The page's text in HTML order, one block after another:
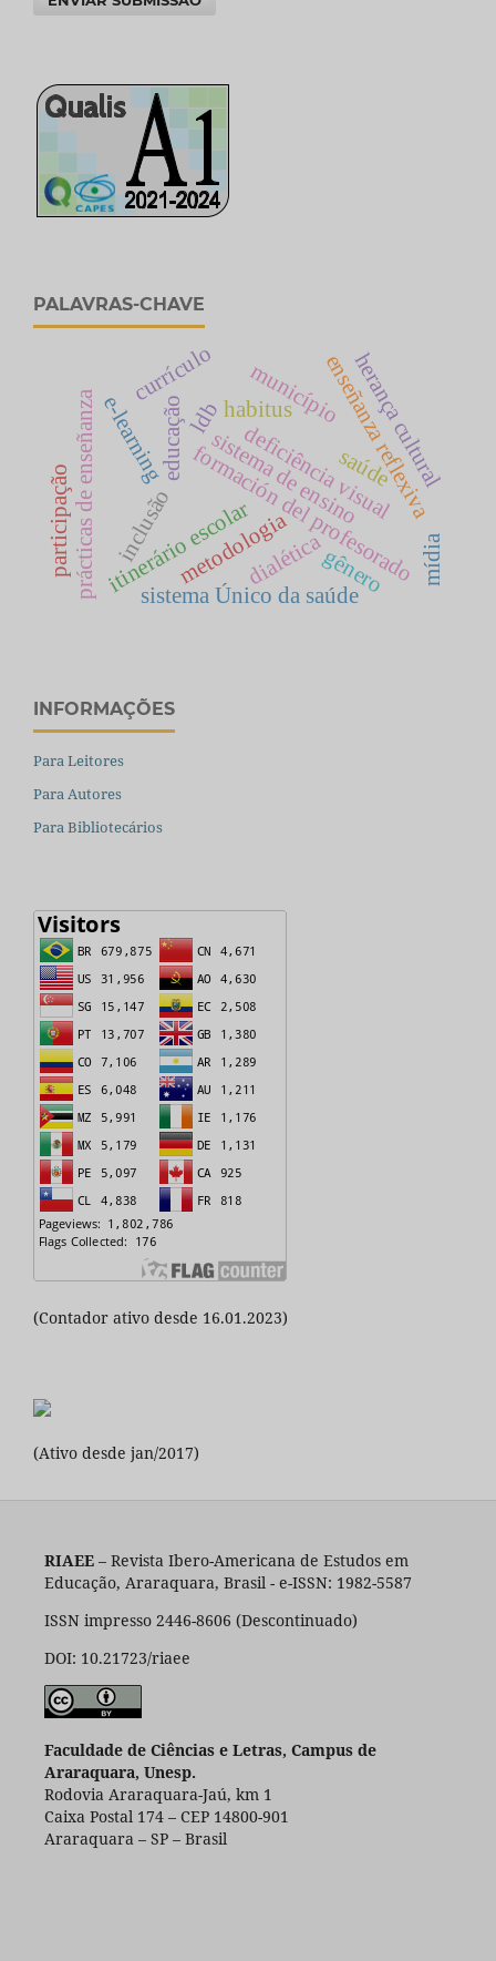
PALAVRAS-CHAVE
educação deficiência visual
inclusão
e-learning
formación del profesorado
prácticas de enseñanza enseñanza reflexiva
habitus herança cultural
itinerário escolar
saúde
participação
sistema Único da saúde
metodologia
dialética
sistema de ensino
município
currículo
ldb
gênero mídia
INFORMAÇÕES
Para Leitores
Para Autores
Para Bibliotecários
(Contador ativo desde 16.01.2023)
(Ativo desde jan/2017)
RIAEE– Revista Ibero-Americana de Estudos em
Educação, Araraquara, Brasil - e-ISSN: 1982-5587
ISSN impresso 2446-8606 (Descontinuado)
DOI: 10.21723/riaee
Faculdade de Ciências e Letras, Campus de
Araraquara, Unesp.
Rodovia Araraquara-Jaú, km 1
Caixa Postal 174 – CEP 14800-901
Araraquara – SP – Brasil